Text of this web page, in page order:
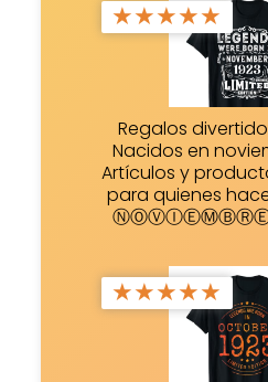
★★★★★
Regalos
Nacidos en
Artículos y
para quienes
ⓃⓄⓋⒾⒺⓂⒷⓇⒺ
★★★★★